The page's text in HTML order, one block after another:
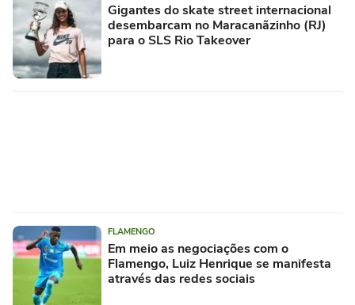
Gigantes do skate street internacional
desembarcam no Maracanãzinho (RJ)
para o SLS Rio Takeover
FLAMENGO
Em meio as negociações com o
Flamengo, Luiz Henrique se manifesta
através das redes sociais